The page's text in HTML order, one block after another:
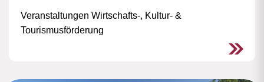
Veranstaltungen Wirtschafts-, Kultur- &
Tourismusförderung